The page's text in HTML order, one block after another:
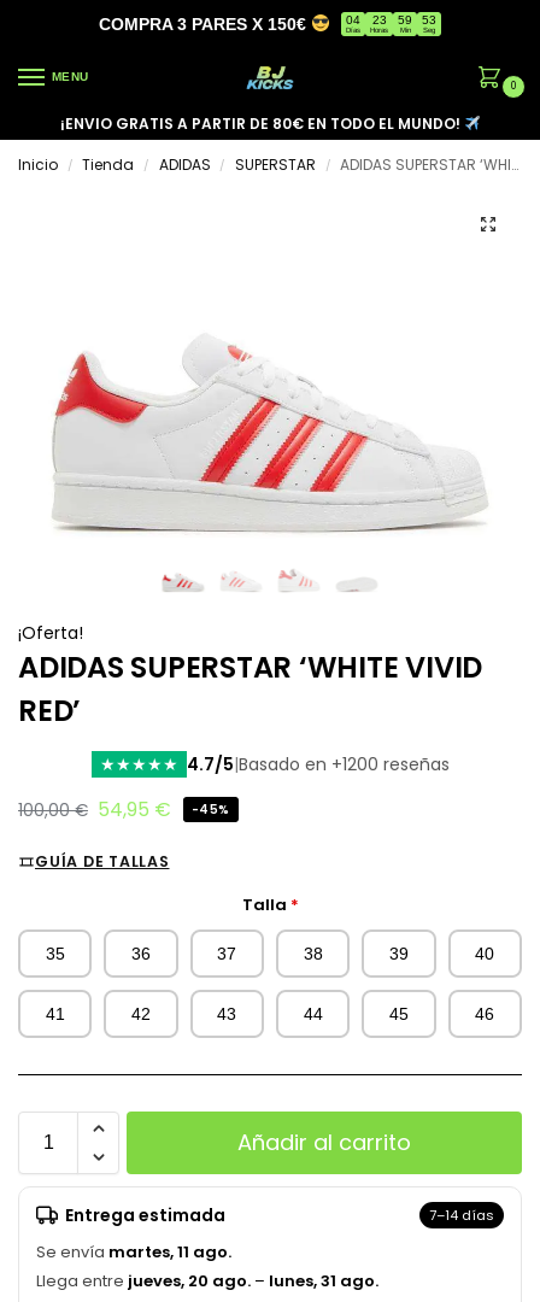
COMPRA 3 PARES X 150€ 04
Días
23
Horas
59
Min
53
Seg
MENU
0
¡ENVIO GRATIS A PARTIR DE 80€ EN TODO EL MUNDO!
Inicio
/ Tienda / ADIDAS / SUPERSTAR / ADIDAS SUPERSTAR ‘WHITE VIVID RED’
¡Oferta!
ADIDAS SUPERSTAR ‘WHITE VIVID
RED’
★★★★★ 4.7/5|Basado en +1200 reseñas
100,00€ 54,95 € -45%
GUÍA DE TALLAS
Talla *
35 36 37 38 39 40
41 42 43 44 45 46
Añadir al carrito
Entrega estimada 7–14 días
Se envía martes, 11 ago.
Llega entre jueves, 20 ago. – lunes, 31 ago.